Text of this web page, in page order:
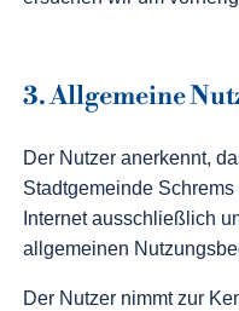
3. Allgemeine
Der Nutzer anerkennt,
Stadtgemeinde
Internet ausschließlich
allgemeinen
Der Nutzer nimmt zur